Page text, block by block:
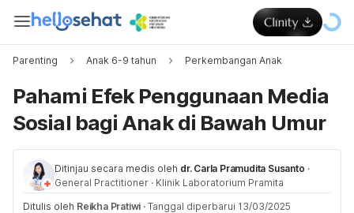
Parenting Anak 6-9 tahun Perkembangan Anak
Pahami Efek Penggunaan Media
Sosial bagi Anak di Bawah Umur
Ditinjau secara medis oleh dr. Carla Pramudita Susanto ·
General Practitioner · Klinik Laboratorium Pramita
Ditulis oleh Reikha Pratiwi · Tanggal diperbarui 13/03/2025